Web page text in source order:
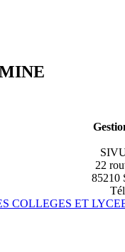
22
85210
COLLEGES ET